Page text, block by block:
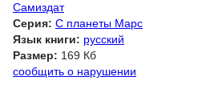
Самиздат
Серия: С планеты Марс
Язык книги: русский
Размер: 169 Кб
сообщить о нарушении